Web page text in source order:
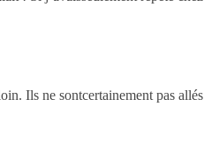
Ils ne sontcertainement pas allés